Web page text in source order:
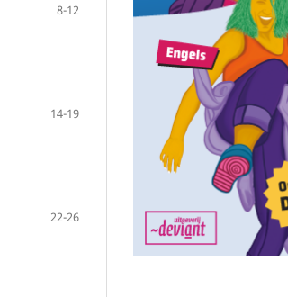
8-12
14-19
22-26